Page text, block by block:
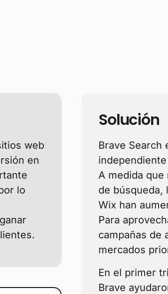
web
en
lo
Solución
Brave Search
A medida
de búsqueda,
Wix han
Para
campañas de
mercados
En el primer
Brave